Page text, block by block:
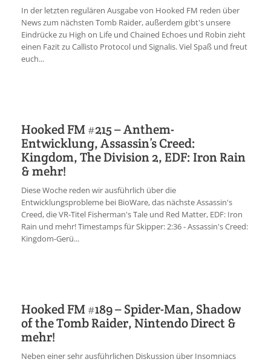
In der letzten regulären Ausgabe von Hooked FM reden über
News zum nächsten Tomb Raider, außerdem gibt's unsere
Eindrücke zu High on Life und Chained Echoes und Robin zieht
einen Fazit zu Callisto Protocol und Signalis. Viel Spaß und freut
euch...
Hooked FM #215 – Anthem-
Entwicklung, Assassin’s Creed:
Kingdom, The Division 2, EDF: Iron Rain
& mehr!
Diese Woche reden wir ausführlich über die
Entwicklungsprobleme bei BioWare, das nächste Assassin's
Creed, die VR-Titel Fisherman's Tale und Red Matter, EDF: Iron
Rain und mehr! Timestamps für Skipper: 2:36 - Assassin's Creed:
Kingdom-Gerü...
Hooked FM #189 – Spider-Man, Shadow
of the Tomb Raider, Nintendo Direct &
mehr!
Neben einer sehr ausführlichen Diskussion über Insomniacs